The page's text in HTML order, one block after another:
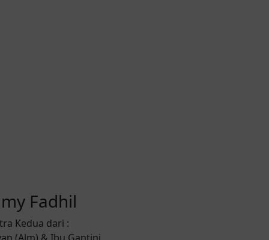
Fadhil
Kedua dari :